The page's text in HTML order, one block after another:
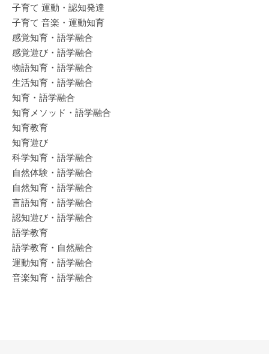
子育て 運動・認知発達
子育て 音楽・運動知育
感覚知育・語学融合
感覚遊び・語学融合
物語知育・語学融合
生活知育・語学融合
知育・語学融合
知育メソッド・語学融合
知育教育
知育遊び
科学知育・語学融合
自然体験・語学融合
自然知育・語学融合
言語知育・語学融合
認知遊び・語学融合
語学教育
語学教育・自然融合
運動知育・語学融合
音楽知育・語学融合